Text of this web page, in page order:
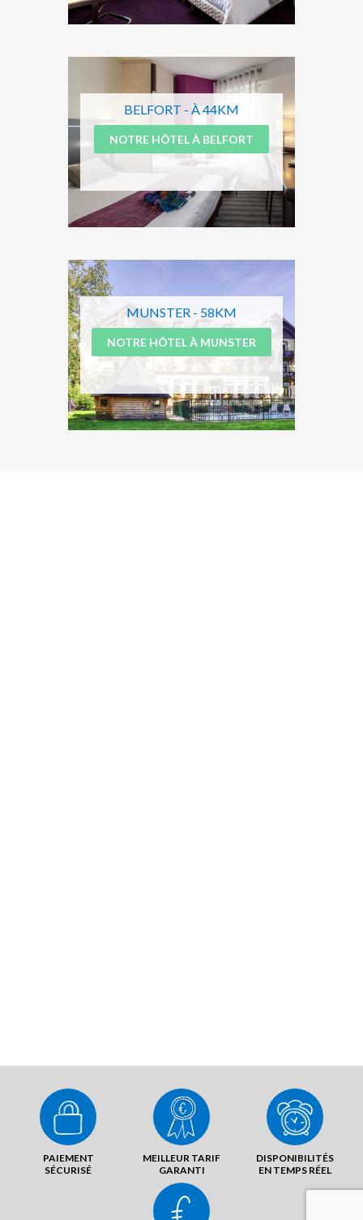
BELFORT - À 44KM
NOTRE HÔTEL À BELFORT
MUNSTER - 58KM
NOTRE HÔTEL À MUNSTER
PAIEMENT
SÉCURISÉ
MEILLEUR TARIF
GARANTI
DISPONIBILITÉS
EN TEMPS RÉEL